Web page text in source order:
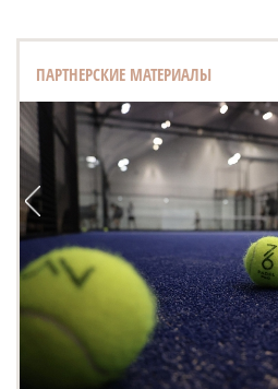
ПАРТНЕРСКИЕ МАТЕРИАЛЫ